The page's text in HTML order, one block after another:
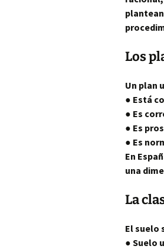
Los
Un plan
● Está
● Es
● Es
● Es
En
una
La
El suelo
● Suelo